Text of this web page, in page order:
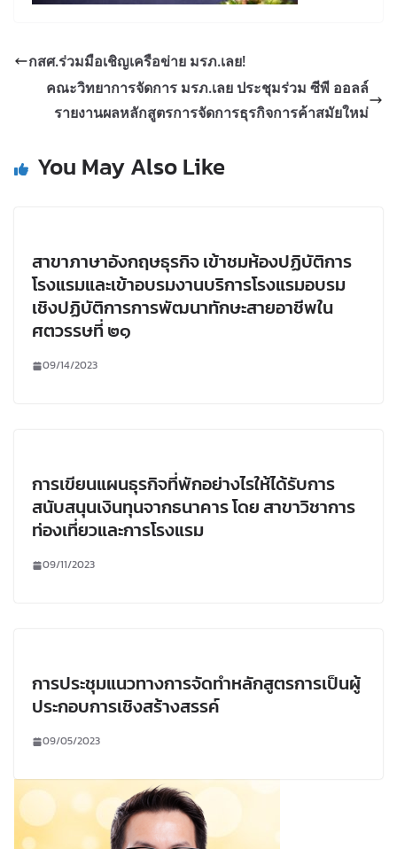
กสศ.ร่วมมือเชิญเครือข่าย มรภ.เลย!
คณะวิทยาการจัดการ มรภ.เลย ประชุมร่วม ซีพี ออลล์
รายงานผลหลักสูตรการจัดการธุรกิจการค้าสมัยใหม่
You May Also Like
สาขาภาษาอังกฤษธุรกิจ​ เข้าชมห้องปฏิบัติการ​
โรงแรม​และเข้าอบรมงานบริการโรงแรมอบรม
เชิงปฏิบัติการการพัฒนาทักษะสายอาชีพใน
ศตวรรษที่ ๒๑
09/14/2023
การเขียนแผนธุรกิจที่พักอย่างไรให้ได้รับการ
สนับสนุนเงินทุนจากธนาคาร โดย สาขาวิชาการ
ท่องเที่ยวและการโรงแรม
09/11/2023
การประชุมแนวทางการจัดทำหลักสูตรการเป็นผู้
ประกอบการเชิงสร้างสรรค์
09/05/2023